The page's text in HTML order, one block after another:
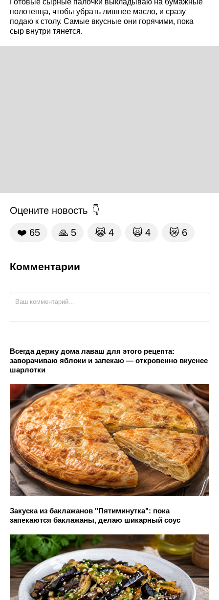
полотенца, чтобы убрать лишнее масло, и сразу
подаю к столу. Самые вкусные они горячими, пока
сыр внутри тянется.
Оцените новость
❤️ 65 🙏 5 😹 4 🙀 4 😿 6
Комментарии
Всегда держу дома лаваш для этого рецепта:
заворачиваю яблоки и запекаю — откровенно вкуснее
шарлотки
Закуска из баклажанов "Пятиминутка": пока
запекаются баклажаны, делаю шикарный соус